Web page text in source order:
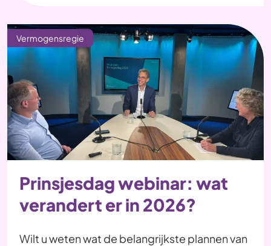
Vermogensregie
Prinsjesdag webinar: wat
verandert er in 2026?
Wilt u weten wat de belangrijkste plannen van